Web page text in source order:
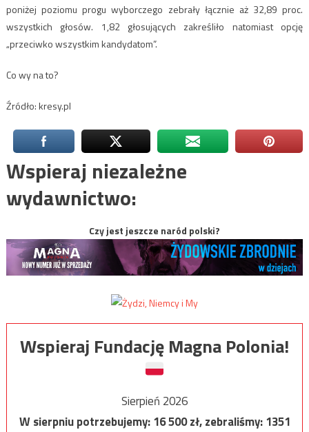
poniżej poziomu progu wyborczego zebrały łącznie aż 32,89 proc.
wszystkich głosów. 1,82 głosujących zakreśliło natomiast opcję
„przeciwko wszystkim kandydatom”.
Co wy na to?
Źródło: kresy.pl
Wspieraj niezależne
wydawnictwo:
Czy jest jeszcze naród polski?
Wspieraj Fundację Magna Polonia!
Sierpień 2026
W sierpniu potrzebujemy:16 500zł, zebraliśmy:1351